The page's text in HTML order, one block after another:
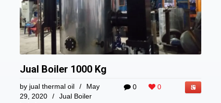
Jual Boiler 1000 Kg
0 0
by jual thermal oil /
May
29, 2020
/
Jual Boiler